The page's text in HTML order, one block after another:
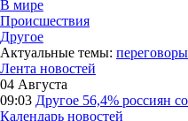
В мире
Происшествия
Другое
Актуальные темы: переговоры
Лента новостей
04 Августа
09:03 Другое 56,4% россиян
Календарь новостей